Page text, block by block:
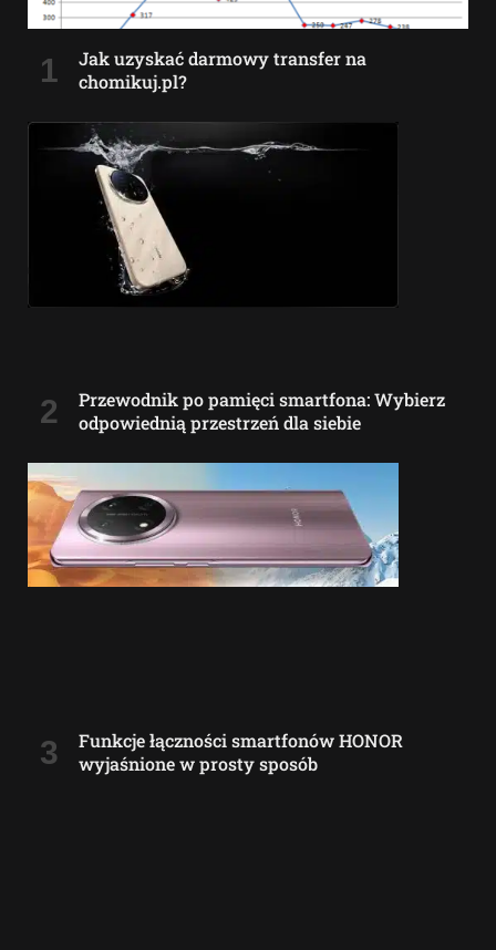
Jak uzyskać darmowy transfer na
chomikuj.pl?
Przewodnik po pamięci smartfona: Wybierz
odpowiednią przestrzeń dla siebie
Funkcje łączności smartfonów HONOR
wyjaśnione w prosty sposób